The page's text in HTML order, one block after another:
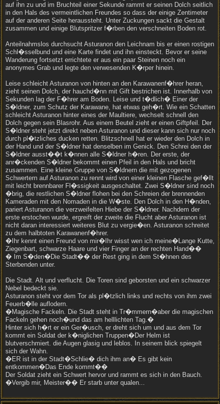
auf ihn zu und im Bruchteil einer Sekunde rammt er seinen Dolch seitlich
in den Hals des vermeintlichen Freundes so dass der einige Zentimeter
auf der anderen Seite heraussteht. Unter Zuckungen sackt die Gestalt
zusammen und einige Blutspritzer f�rben den verschneiten Boden rot.
Anteilnahmslos durchsucht Asturanon den Leichnam bis er einen rostigen
Schl�sselbund und eine Karte findet und ihn einsteckt. Bevor er seine
Wanderung fortsetzt errichtete er aus ein paar Steinen noch ein
anonymes Grab und legte den verwesenden K�rper hinein.
Leise schleicht Asturanon von hinten an den Karawanenf�hrer heran,
zieht seinen Dolch, der hauchd�nn mit Gift bestrichen ist. Innerhalb von
Sekunden lag der F�hrer am Boden. Leise und t�dlich� Einer der
S�ldner, zum Schutz der Karawane, hat etwas geh�rt. Wie ein Schatten
schleicht Asturanon hinter eines der Maultiere, wechselt schnell den
Dolch gegen sein Blasrohr. Aus einem Beutel zieht er einen Giftpfeil. Der
S�ldner steht jetzt direkt neben Asturanon und dieser kann sich nur noch
durch pl�tzliches ducken retten. Blitzschnell hat er wieder den Dolch in
der Hand und der S�ldner hat denselben im Genick. Den Schrei den der
S�ldner ausst��t k�nnen alle S�ldner h�ren. Der erste, der
anr�ckenden S�ldner bekommt einen Pfeil in den Hals und bricht
zusammen. Eine kleine Gruppe von S�ldnern die mit gezogenen
Schwertern auf Asturanon zu rennt wird von einer kleinen Flasche gef�llt
mit leicht brennbarer Fl�ssigkeit ausgeschaltet. Zwei S�ldner sind noch
�brig, die restlichen S�ldner flohen bei den Schreien der brennenden
Kameraden mit den Nomaden in die W�ste. Den Dolch in den H�nden,
pariert Asturanon die verzweifelten Hiebe der S�ldner. Nachdem der
erste erstochen wurde, ergreift der zweite die Flucht aber Asturanon ist
nicht daran interessiert weiteres Blut zu vergie�en. Asturanon schreitet
zu dem halbtoten Karawanenf�hrer.
�Ihr kennt einen Freund von mir�Ihr wisst wen ich meine�Lange Kutte,
Ziegenbart, schwarze Haare und vier Finger an der rechten Hand��
� Im S�den�Die Stadt�� der Rest ging in dem St�hnen des
Sterbenden unter.
Die Stadt. Alt und verflucht. Die Toren sind geborsten und ein schwarzer
Nebel bedeckt sie.
Asturanon steht vor dem Tor als pl�tzlich links und rechts von ihm zwei
Feuerb�lle auflodern.
�Magische Fackeln. Die Stadt steht in Tr�mmern�aber die magischen
Fackeln gehen noch�und das am helllichten Tag.�
Hinter sich h�rt er ein Ger�usch, er dreht sich um und aus dem Tor
kommt ein Soldat der k�niglichen Truppen�Der Helm ist
blutverschmiert. die Augen glasig und leblos. In seinem blick spiegelt
sich der Wahn.
�ER ist in der Stadt�Schlie� dich ihm an� Es gibt kein
entkommen�Das Ende kommt��
Der Soldat zieht ein Schwert hervor und rammt es sich in den Bauch.
�Vergib mir, Meister�� Er starb unter qualen...